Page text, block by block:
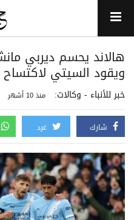
هالاند يحسم ديربي
ويقود السيتي لاكتساح
خبر للأنباء - وكالات: منذ 10 أشهر
شارك غرد